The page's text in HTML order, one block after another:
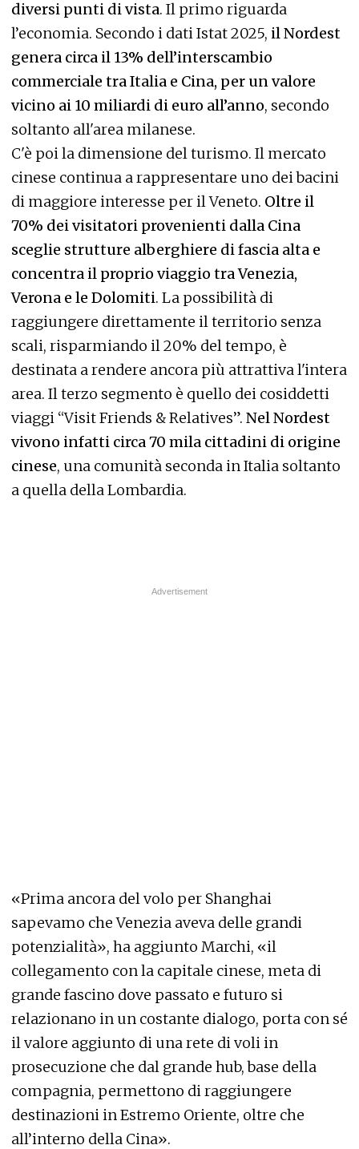
diversi punti di vista. Il primo riguarda
l’economia. Secondo i dati Istat 2025, il Nordest
genera circa il 13% dell’interscambio
commerciale tra Italia e Cina, per un valore
vicino ai 10 miliardi di euro all’anno, secondo
soltanto all'area milanese.
C'è poi la dimensione del turismo. Il mercato
cinese continua a rappresentare uno dei bacini
di maggiore interesse per il Veneto. Oltre il
70% dei visitatori provenienti dalla Cina
sceglie strutture alberghiere di fascia alta e
concentra il proprio viaggio tra Venezia,
Verona e le Dolomiti. La possibilità di
raggiungere direttamente il territorio senza
scali, risparmiando il 20% del tempo, è
destinata a rendere ancora più attrattiva l'intera
area. Il terzo segmento è quello dei cosiddetti
viaggi “Visit Friends & Relatives”. Nel Nordest
vivono infatti circa 70 mila cittadini di origine
cinese, una comunità seconda in Italia soltanto
a quella della Lombardia.
«Prima ancora del volo per Shanghai
sapevamo che Venezia aveva delle grandi
potenzialità», ha aggiunto Marchi, «il
collegamento con la capitale cinese, meta di
grande fascino dove passato e futuro si
relazionano in un costante dialogo, porta con sé
il valore aggiunto di una rete di voli in
prosecuzione che dal grande hub, base della
compagnia, permettono di raggiungere
destinazioni in Estremo Oriente, oltre che
all’interno della Cina».